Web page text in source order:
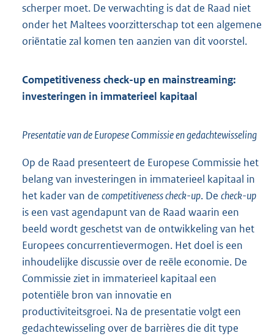
scherper moet. De verwachting is dat de Raad niet
onder het Maltees voorzitterschap tot een algemene
oriëntatie zal komen ten aanzien van dit voorstel.
Competitiveness check-up en mainstreaming:
investeringen in immaterieel kapitaal
Presentatie van de Europese Commissie en gedachtewisseling
Op de Raad presenteert de Europese Commissie het
belang van investeringen in immaterieel kapitaal in
het kader van de competitiveness check-up. De check-up
is een vast agendapunt van de Raad waarin een
beeld wordt geschetst van de ontwikkeling van het
Europees concurrentievermogen. Het doel is een
inhoudelijke discussie over de reële economie. De
Commissie ziet in immaterieel kapitaal een
potentiële bron van innovatie en
productiviteitsgroei. Na de presentatie volgt een
gedachtewisseling over de barrières die dit type